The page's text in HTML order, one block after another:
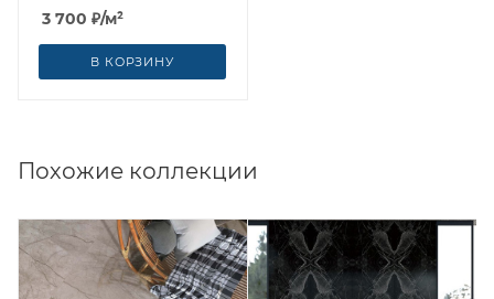
Kutahya (Турция)
3 700 ₽/м²
В КОРЗИНУ
Похожие коллекции